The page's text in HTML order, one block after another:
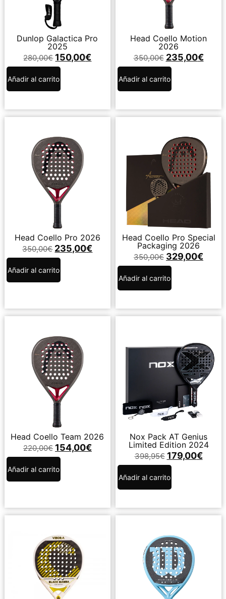
Dunlop Galactica Pro
2025
280,00€ 150,00€
Añadir al carrito
Head Coello Motion
2026
350,00€ 235,00€
Añadir al carrito
Head Coello Pro 2026
350,00€ 235,00€
Añadir al carrito
Head Coello Pro Special
Packaging 2026
350,00€ 329,00€
Añadir al carrito
Head Coello Team 2026
220,00€ 154,00€
Añadir al carrito
Nox Pack AT Genius
Limited Edition 2024
398,95€ 179,00€
Añadir al carrito